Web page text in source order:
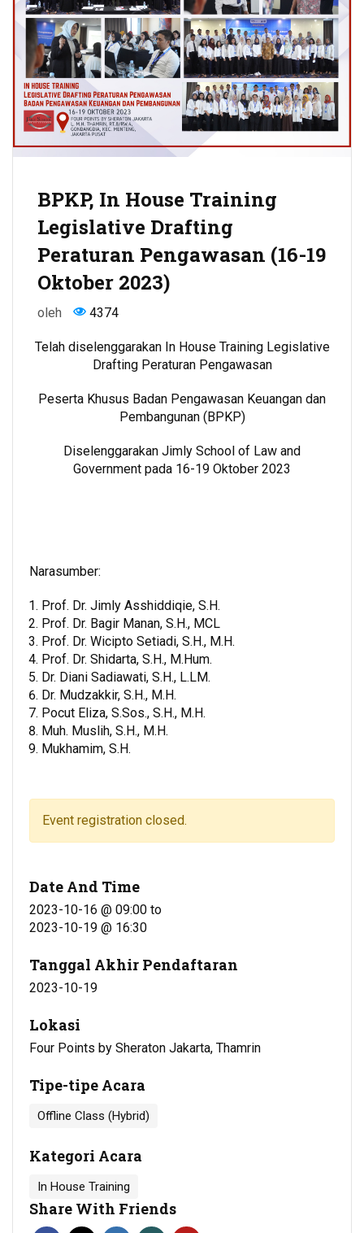
BPKP, In House Training
Legislative Drafting
Peraturan Pengawasan (16-19
Oktober 2023)
oleh 4374
Telah diselenggarakan In House Training Legislative
Drafting Peraturan Pengawasan
Peserta Khusus Badan Pengawasan Keuangan dan
Pembangunan (BPKP)
Diselenggarakan Jimly School of Law and
Government pada 16-19 Oktober 2023
Narasumber:
Prof. Dr. Jimly Asshiddiqie, S.H.
Prof. Dr. Bagir Manan, S.H., MCL
Prof. Dr. Wicipto Setiadi, S.H., M.H.
Prof. Dr. Shidarta, S.H., M.Hum.
Dr. Diani Sadiawati, S.H., L.LM.
Dr. Mudzakkir, S.H., M.H.
Pocut Eliza, S.Sos., S.H., M.H.
Muh. Muslih, S.H., M.H.
Mukhamim, S.H.
Event registration closed.
Date And Time
2023-10-16 @ 09:00 to
2023-10-19 @ 16:30
Tanggal Akhir Pendaftaran
2023-10-19
Lokasi
Four Points by Sheraton Jakarta, Thamrin
Tipe-tipe Acara
Offline Class (Hybrid)
Kategori Acara
In House Training
Share With Friends